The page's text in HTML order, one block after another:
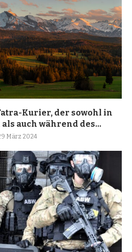
Kurier, der sowohl in
auch während des...
März 2024